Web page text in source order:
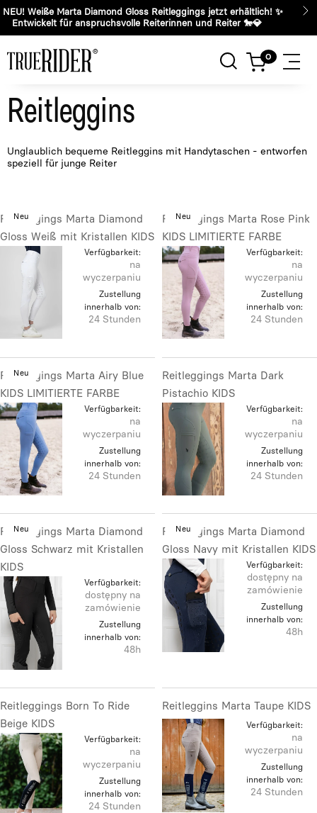
🤍 NEU! Weiße Marta Diamond Gloss Reitleggings jetzt erhältlich! ✨
Entwickelt für anspruchsvolle Reiterinnen und Reiter 🐎💎
Reitleggins
Unglaublich bequeme Reitleggins mit Handytaschen - entworfen
speziell für junge Reiter
Reitleggings Marta Diamond
Gloss Weiß mit Kristallen KIDS
Verfügbarkeit:
na
wyczerpaniu
Zustellung
innerhalb von:
24 Stunden
Neu
Reitleggings Marta Rose Pink
KIDS LIMITIERTE FARBE
Verfügbarkeit:
na
wyczerpaniu
Zustellung
innerhalb von:
24 Stunden
Neu
Reitleggings Marta Airy Blue
KIDS LIMITIERTE FARBE
Verfügbarkeit:
na
wyczerpaniu
Zustellung
innerhalb von:
24 Stunden
Neu
Reitleggings Marta Dark
Pistachio KIDS
Verfügbarkeit:
na
wyczerpaniu
Zustellung
innerhalb von:
24 Stunden
Reitleggings Marta Diamond
Gloss Schwarz mit Kristallen
KIDS
Verfügbarkeit:
dostępny na
zamówienie
Zustellung
innerhalb von:
48h
Neu
Reitleggings Marta Diamond
Gloss Navy mit Kristallen KIDS
Verfügbarkeit:
dostępny na
zamówienie
Zustellung
innerhalb von:
48h
Neu
Reitleggings Born To Ride
Beige KIDS
Verfügbarkeit:
na
wyczerpaniu
Zustellung
innerhalb von:
24 Stunden
Reitleggins Marta Taupe KIDS
Verfügbarkeit:
na
wyczerpaniu
Zustellung
innerhalb von:
24 Stunden